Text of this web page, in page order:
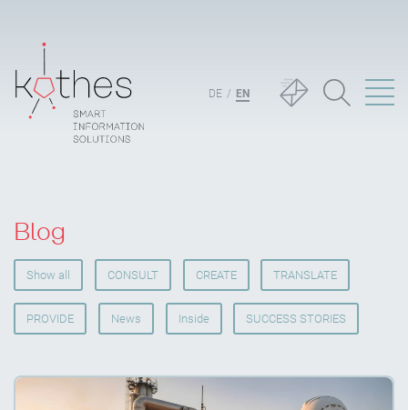
DE EN
Blog
Show all CONSULT CREATE TRANSLATE
PROVIDE News Inside SUCCESS STORIES